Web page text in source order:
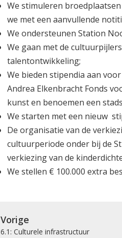
We stimuleren
we met een aanvullende
We ondersteunen Station
We gaan met de
talentontwikkeling;
We bieden stipendia aan
Andrea Elkenbracht Fonds
kunst en benoemen een
We starten met een nieuw
De organisatie van de
cultuurperiode onder bij de
verkiezing van de
We stellen € 100.000 extra
Vorige
6.1: Culturele infrastructuur